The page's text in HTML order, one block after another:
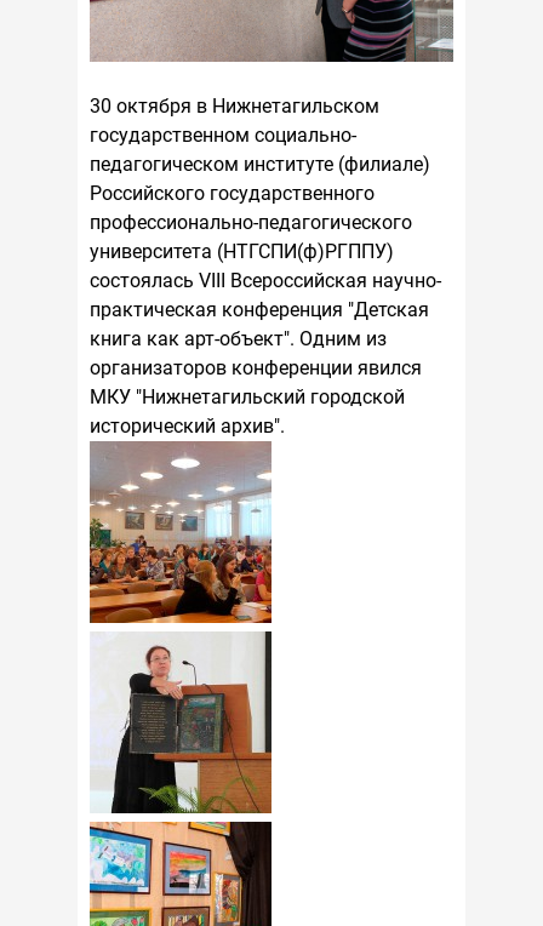
30 октября в Нижнетагильском
государственном социально-
педагогическом институте (филиале)
Российского государственного
профессионально-педагогического
университета (НТГСПИ(ф)РГППУ)
состоялась VIII Всероссийская научно-
практическая конференция "Детская
книга как арт-объект". Одним из
организаторов конференции явился
МКУ "Нижнетагильский городской
исторический архив".